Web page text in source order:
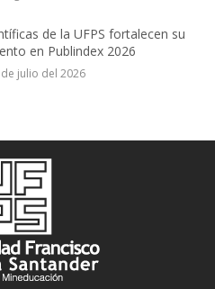
de la UFPS fortalecen su
en Publindex 2026
julio del 2026